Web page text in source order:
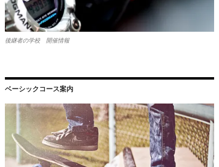
後継者の学校 開催情報
ベーシックコース案内